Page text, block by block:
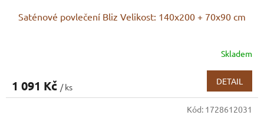
Saténové povlečení Bliz Velikost: 140x200 + 70x90 cm
Skladem
1 091 Kč / ks
DETAIL
Kód: 1728612031